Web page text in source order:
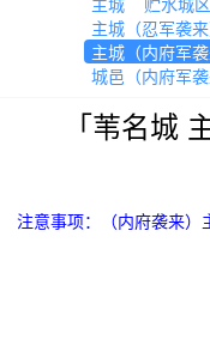
主城（忍军袭来
主城（内府军袭
城邑（内府军袭
「苇名城
注意事项：（内府袭来